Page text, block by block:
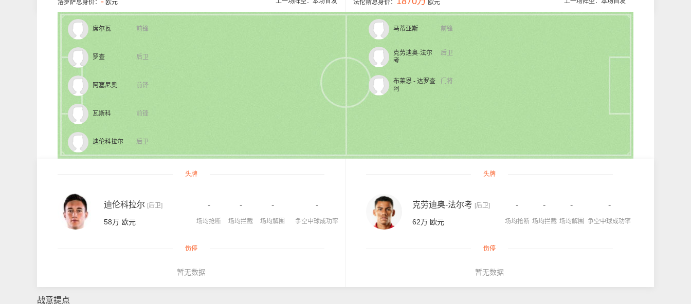
洛罗萨总身价： 欧元 法伦斯总身价： 欧元
前锋
席尔瓦
后卫
罗查
前锋
阿塞尼奥
前锋
瓦斯科
后卫
迪伦科拉尔
前锋
马蒂亚斯
后卫
克劳迪奥-法尔
考
门将
布莱恩 - 达罗查
阿
头牌
迪伦科拉尔 [后卫]
58万 欧元
-
场均抢断
-
场均拦截
-
场均解围
-
争空中球成功率
伤停
暂无数据
头牌
克劳迪奥-法尔考 [后卫]
62万 欧元
-
场均抢断
-
场均拦截
-
场均解围
-
争空中球成功率
伤停
暂无数据
战意提点